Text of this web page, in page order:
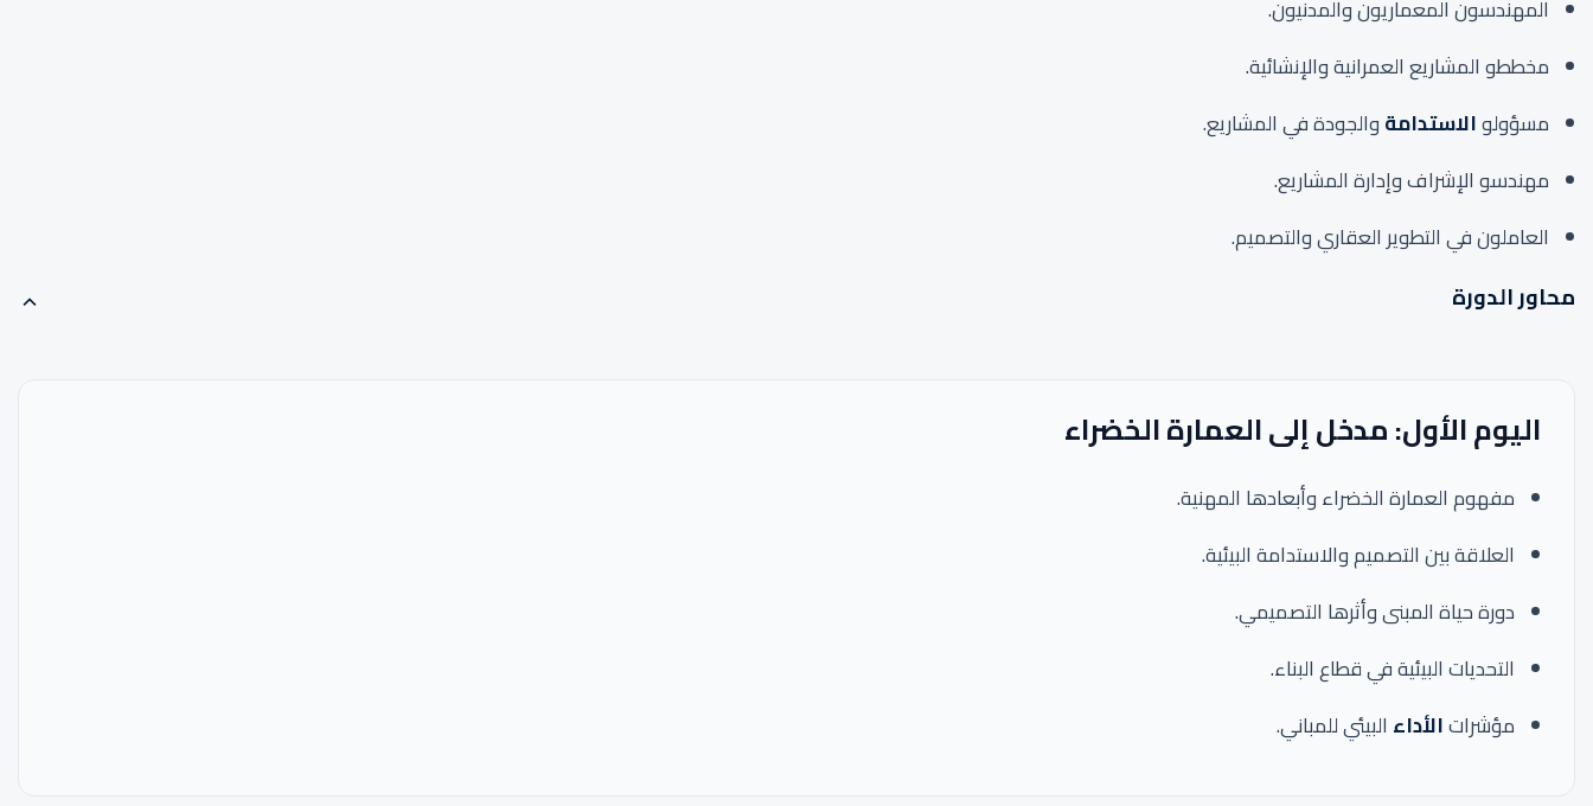
المهندسون المعماريون والمدنيون.
مخططو المشاريع العمرانية والإنشائية.
مسؤولوالاستدامةوالجودة في المشاريع.
مهندسو الإشراف وإدارة المشاريع.
العاملون في التطوير العقاري والتصميم.
محاور الدورة
اليوم الأول: مدخل إلى العمارة الخضراء
مفهوم العمارة الخضراء وأبعادها المهنية.
العلاقة بين التصميم والاستدامة البيئية.
دورة حياة المبنى وأثرها التصميمي.
التحديات البيئية في قطاع البناء.
مؤشراتالأداء البيئي للمباني.